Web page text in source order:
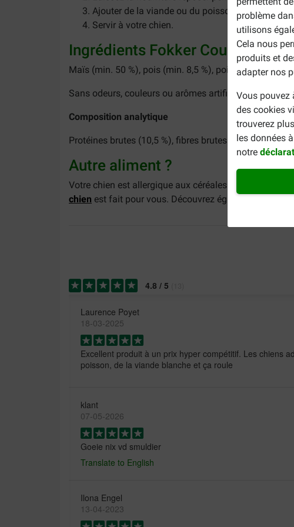
problème
utilisons
Cela nous
produits et
adapter nos
Vous pouvez
des cookies
trouverez
les données
notre
Ajouter de la viande ou du poisson.
Servir à votre chien.
Ingrédients Fokker Country
Maïs (min. 50 %), pois (min. 8,5 %), poireaux (min.
Sans odeurs, couleurs ou arômes artificiels. Ce
Composition analytique
Protéines brutes (10,5 %), fibres brutes (3 %),
Autre aliment ?
Votre chien est allergique aux céréales et vous
chien est fait pour vous. Découvrez également
4.8 / 5
Laurence Poyet
18-03-2025
Excellent produit à un prix hyper compétitif. Les chiens
poisson, de la viande blanche et ça roule
klant
07-05-2026
Goeie nix vd smuldier
Translate to English
Ilona Engel
13-04-2023